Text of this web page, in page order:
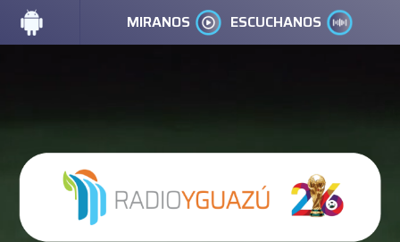
MIRANOS ESCUCHANOS